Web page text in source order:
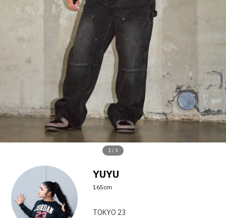
アディダス ピックアップ
ライフスタイルランニング
その他
すべてのウェア
すべてのバッグ
アディダス ピックアップ
ライフスタイルランニング
アンダーウェア
水着
すべてのウェア
すべてのバッグ
1/ 3
YUYU
165cm
TOKYO 23